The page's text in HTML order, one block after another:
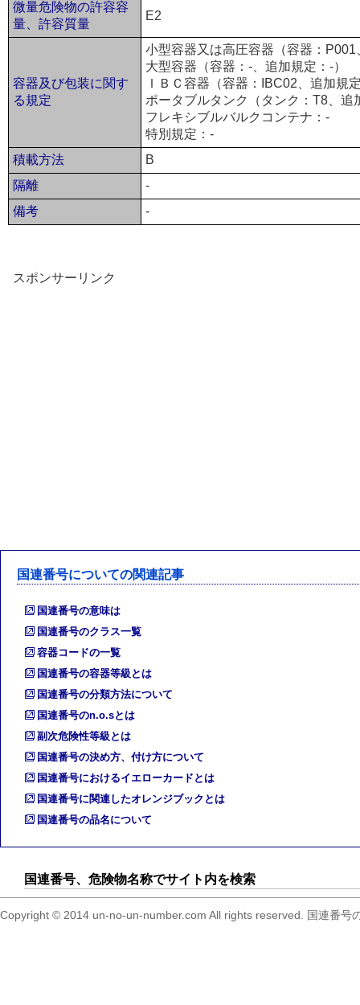
微量危険物の許容容
量、許容質量
E2
容器及び包装に関す
る規定
小型容器又は高圧容器（容器：P001
大型容器（容器：-、追加規定：-）
ＩＢＣ容器（容器：IBC02、追加規
ポータブルタンク（タンク：T8、追
フレキシブルバルクコンテナ：-
特別規定：-
積載方法
B
隔離
-
備考
-
スポンサーリンク
国連番号についての関連記事
国連番号の意味は
国連番号のクラス一覧
容器コードの一覧
国連番号の容器等級とは
国連番号の分類方法について
国連番号のn.o.sとは
副次危険性等級とは
国連番号の決め方、付け方について
国連番号におけるイエローカードとは
国連番号に関連したオレンジブックとは
国連番号の品名について
国連番号、危険物名称でサイト内を検索
Copyright © 2014 un-no-un-number.com All rights reserved. 国連番号